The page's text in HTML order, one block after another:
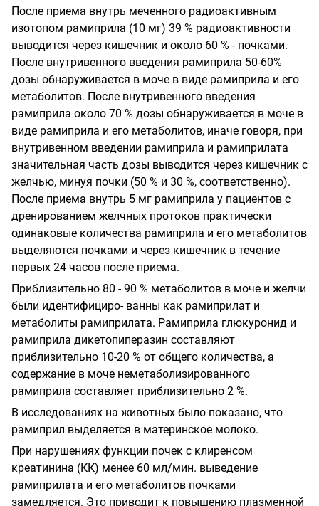
После приема внутрь меченного радиоактивным
изотопом рамиприла (10 мг) 39 % радиоактивности
выводится через кишечник и около 60 % - почками.
После внутривенного введения рамиприла 50-60%
дозы обнаруживается в моче в виде рамиприла и его
метаболитов. После внутривенного введения
рамиприла около 70 % дозы обнаруживается в моче в
виде рамиприла и его метаболитов, иначе говоря, при
внутривенном введении рамиприла и рамиприлата
значительная часть дозы выводится через кишечник с
желчью, минуя почки (50 % и 30 %, соответственно).
После приема внутрь 5 мг рамиприла у пациентов с
дренированием желчных протоков практически
одинаковые количества рамиприла и его метаболитов
выделяются почками и через кишечник в течение
первых 24 часов после приема.
Приблизительно 80 - 90 % метаболитов в моче и желчи
были идентифициро- ванны как рамиприлат и
метаболиты рамиприлата. Рамиприла глюкуронид и
рамиприла дикетопиперазин составляют
приблизительно 10-20 % от общего количества, а
содержание в моче неметаболизированного
рамиприла составляет приблизительно 2 %.
В исследованиях на животных было показано, что
рамиприл выделяется в материнское молоко.
При нарушениях функции почек с клиренсом
креатинина (КК) менее 60 мл/мин. выведение
рамиприлата и его метаболитов почками
замедляется. Это приводит к повышению плазменной